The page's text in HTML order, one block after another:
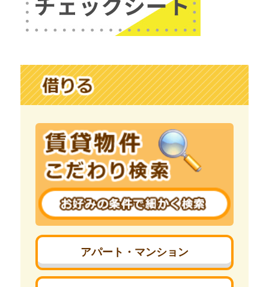
アパート・マンション